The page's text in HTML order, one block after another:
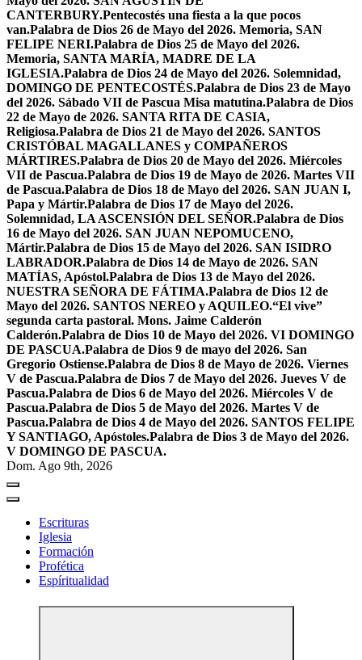
CANTERBURY.Pentecostés una fiesta a la que pocos
van.Palabra de Dios 26 de Mayo del 2026. Memoria, SAN
FELIPE NERI.Palabra de Dios 25 de Mayo del 2026.
Memoria, SANTA MARÍA, MADRE DE LA
IGLESIA.Palabra de Dios 24 de Mayo del 2026. Solemnidad,
DOMINGO DE PENTECOSTÉS.Palabra de Dios 23 de Mayo
del 2026. Sábado VII de Pascua Misa matutina.Palabra de Dios
22 de Mayo de 2026. SANTA RITA DE CASIA,
Religiosa.Palabra de Dios 21 de Mayo del 2026. SANTOS
CRISTÓBAL MAGALLANES y COMPAÑEROS
MÁRTIRES.Palabra de Dios 20 de Mayo del 2026. Miércoles
VII de Pascua.Palabra de Dios 19 de Mayo de 2026. Martes VII
de Pascua.Palabra de Dios 18 de Mayo del 2026. SAN JUAN I,
Papa y Mártir.Palabra de Dios 17 de Mayo del 2026.
Solemnidad, LA ASCENSIÓN DEL SEÑOR.Palabra de Dios
16 de Mayo del 2026. SAN JUAN NEPOMUCENO,
Mártir.Palabra de Dios 15 de Mayo del 2026. SAN ISIDRO
LABRADOR.Palabra de Dios 14 de Mayo de 2026. SAN
MATÍAS, Apóstol.Palabra de Dios 13 de Mayo del 2026.
NUESTRA SEÑORA DE FÁTIMA.Palabra de Dios 12 de
Mayo del 2026. SANTOS NEREO y AQUILEO.“El vive”
segunda carta pastoral. Mons. Jaime Calderón
Calderón.Palabra de Dios 10 de Mayo del 2026. VI DOMINGO
DE PASCUA.Palabra de Dios 9 de mayo del 2026. San
Gregorio Ostiense.Palabra de Dios 8 de Mayo de 2026. Viernes
V de Pascua.Palabra de Dios 7 de Mayo del 2026. Jueves V de
Pascua.Palabra de Dios 6 de Mayo del 2026. Miércoles V de
Pascua.Palabra de Dios 5 de Mayo del 2026. Martes V de
Pascua.Palabra de Dios 4 de Mayo del 2026. SANTOS FELIPE
Y SANTIAGO, Apóstoles.Palabra de Dios 3 de Mayo del 2026.
V DOMINGO DE PASCUA.
Dom. Ago 9th, 2026
Escrituras
Iglesia
Formación
Profética
Espíritualidad